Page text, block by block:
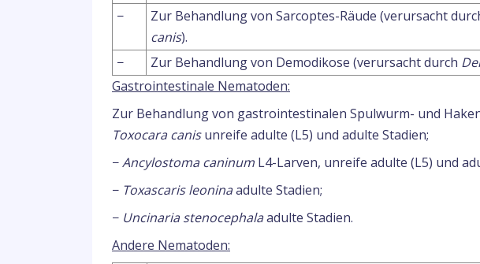
−
Zur Behandlung von Sarcoptes-Räude (verursacht
canis).
−
Zur Behandlung von Demodikose (verursacht durch
Gastrointestinale Nematoden:
Zur Behandlung von gastrointestinalen Spulwurm- und
Toxocara canisunreife adulte (L5) und adulte Stadien;
−Ancylostoma caninum L4-Larven, unreife adulte (L5) und
− Toxascaris leoninaadulte Stadien;
− Uncinaria stenocephalaadulte Stadien.
Andere Nematoden: